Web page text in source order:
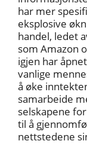
har mer
eksplosive
handel, ledet
som Amazon
igjen har
vanlige
å øke
samarbeide
selskapene
til å
nettstedene